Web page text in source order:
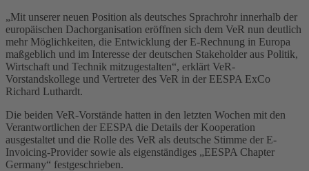
„Mit unserer neuen Position als deutsches Sprachrohr innerhalb der
europäischen Dachorganisation eröffnen sich dem VeR nun deutlich
mehr Möglichkeiten, die Entwicklung der E-Rechnung in Europa
maßgeblich und im Interesse der deutschen Stakeholder aus Politik,
Wirtschaft und Technik mitzugestalten“, erklärt VeR-
Vorstandskollege und Vertreter des VeR in der EESPA ExCo
Richard Luthardt.
Die beiden VeR-Vorstände hatten in den letzten Wochen mit den
Verantwortlichen der EESPA die Details der Kooperation
ausgestaltet und die Rolle des VeR als deutsche Stimme der E-
Invoicing-Provider sowie als eigenständiges „EESPA Chapter
Germany“ festgeschrieben.